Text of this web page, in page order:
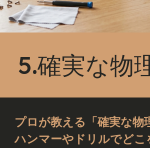
5.確実な物
プロが教える「確実な物
ハンマーやドリルでどこ